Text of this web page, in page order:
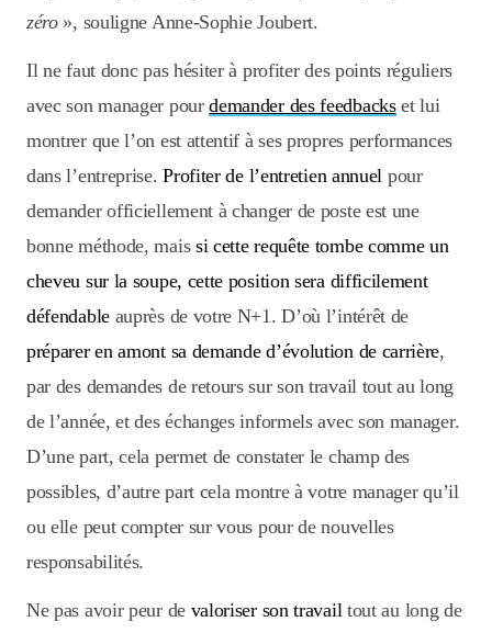
zéro», souligne Anne-Sophie Joubert.
Il ne faut donc pas hésiter à profiter des points réguliers
avec son manager pourdemander des feedbackset lui
montrer que l’on est attentif à ses propres performances
dans l’entreprise.Profiter de l’entretien annuel pour
demander officiellement à changer de poste est une
bonne méthode, mais si cette requête tombe comme un
cheveu sur la soupe, cette position sera difficilement
défendableauprès de votre N+1. D’où l’intérêt de
préparer en amont sa demande d’évolution de carrière,
par des demandes de retours sur son travail tout au long
de l’année, et des échanges informels avec son manager.
D’une part, cela permet de constater le champ des
possibles, d’autre part cela montre à votre manager qu’il
ou elle peut compter sur vous pour de nouvelles
responsabilités.
Ne pas avoir peur de valoriser son travailtout au long de